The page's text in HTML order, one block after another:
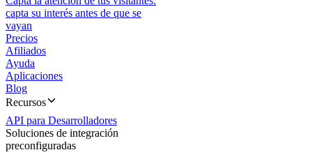
capta su interés antes de que se
vayan
Precios
Afiliados
Ayuda
Aplicaciones
Blog
Recursos
API para Desarrolladores
Soluciones de integración
preconfiguradas